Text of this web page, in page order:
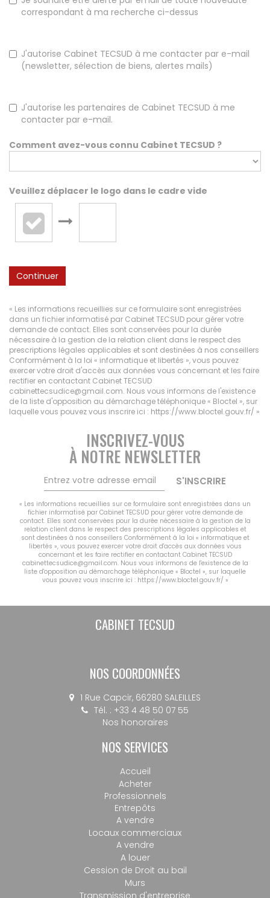
correspondant à ma recherche ci-dessus
J'autorise Cabinet TECSUD à me contacter par e-mail
(newsletter, sélection de biens, alertes mails)
J'autorise les partenaires de Cabinet TECSUD à me
contacter par e-mail.
Comment avez-vous connu Cabinet TECSUD ?
Veuillez déplacer le logo dans le cadre vide
Continuer
« Les informations recueillies sur ce formulaire sont enregistrées
dans un fichier informatisé par Cabinet TECSUD pour gérer votre
demande de contact. Elles sont conservées pour la durée
nécessaire à la gestion de la relation client dans le respect des
prescriptions légales applicables et sont destinées à nos conseillers
Conformément à la loi « informatique et libertés », vous pouvez
exercer votre droit d'accès aux données vous concernant et les faire
rectifier en contactant Cabinet TECSUD
cabinettecsudice@gmail.com. Nous vous informons de l'existence
de la liste d'opposition au démarchage téléphonique « Bloctel », sur
laquelle vous pouvez vous inscrire ici : https://www.bloctel.gouv.fr/ »
INSCRIVEZ-VOUS
À NOTRE NEWSLETTER
S'INSCRIRE
« Les informations recueillies sur ce formulaire sont enregistrées dans un
fichier informatisé par Cabinet TECSUD pour gérer votre demande de
contact. Elles sont conservées pour la durée nécessaire à la gestion de la
relation client dans le respect des prescriptions légales applicables et
sont destinées à nos conseillers Conformément à la loi « informatique et
libertés », vous pouvez exercer votre droit d'accès aux données vous
concernant et les faire rectifier en contactant Cabinet TECSUD
cabinettecsudice@gmail.com. Nous vous informons de l'existence de la
liste d'opposition au démarchage téléphonique « Bloctel », sur laquelle
vous pouvez vous inscrire ici : https://www.bloctel.gouv.fr/ »
CABINET TECSUD
NOS COORDONNÉES
1 Rue Capcir, 66280 SALEILLES
Tél. : +33 4 48 50 07 55
Nos honoraires
NOS SERVICES
Accueil
Acheter
Professionnels
Entrepôts
A vendre
Locaux commerciaux
A vendre
A louer
Cession de Droit au bail
Murs